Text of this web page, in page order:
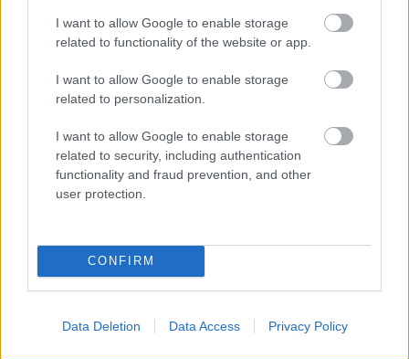
I want to allow Google to enable storage
related to functionality of the website or app.
I want to allow Google to enable storage
related to personalization.
I want to allow Google to enable storage
related to security, including authentication
functionality and fraud prevention, and other
user protection.
CONFIRM
Data Deletion Data Access Privacy Policy
Chcete dominantu interiéru,
ktorá pritiahne pohľady?
orechové svietidlo
Prečo klasická
potrubia v
ZÁHRADA